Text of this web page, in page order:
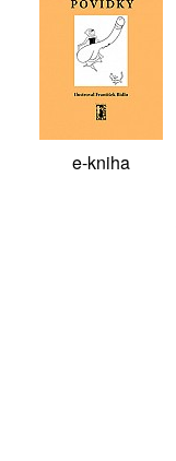
e-kniha